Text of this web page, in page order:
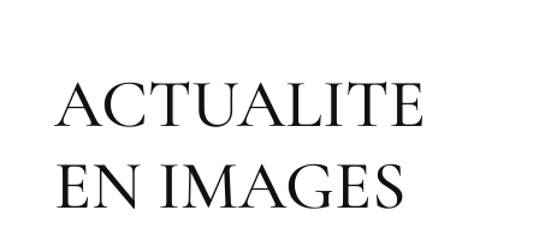
ACTUALITE
EN IMAGES